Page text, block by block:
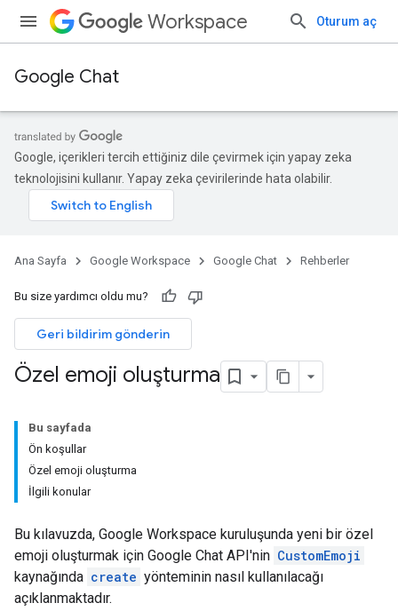
Workspace Oturum aç
Google Chat
Google, içerikleri tercih ettiğiniz dile çevirmek için yapay zeka
teknolojisini kullanır. Yapay zeka çevirilerinde hata olabilir.
Ana Sayfa Google Workspace Google Chat Rehberler
Bu size yardımcı oldu mu?
Geri bildirim gönderin
Özel emoji oluşturma
Bu sayfada
Ön koşullar
Özel emoji oluşturma
İlgili konular
Bu kılavuzda, Google Workspace kuruluşunda yeni bir özel
emoji oluşturmak için Google Chat API'nin CustomEmoji
kaynağında create yönteminin nasıl kullanılacağı
açıklanmaktadır.